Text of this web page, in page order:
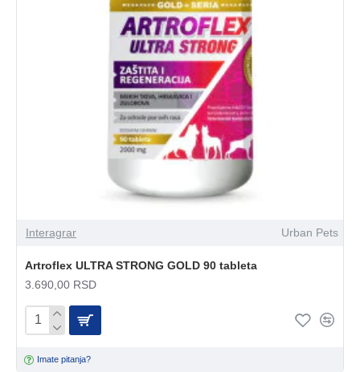
Interagrar Urban Pets
Artroflex ULTRA STRONG GOLD 90 tableta
3.690,00 RSD
Imate pitanja?